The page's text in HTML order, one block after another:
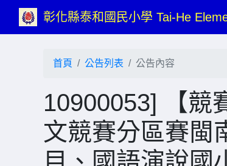
彰化縣泰和國民小學 Tai-He
首頁 公告列表 公告內容
10900053] 【競
文競賽分區賽閩